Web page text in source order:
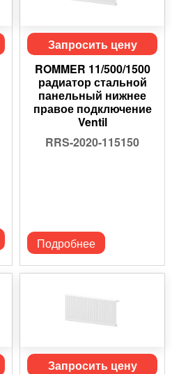
Запросить цену
ROMMER 11/500/1500
радиатор стальной
панельный нижнее
правое подключение
Ventil
RRS-2020-115150
Подробнее
Запросить цену